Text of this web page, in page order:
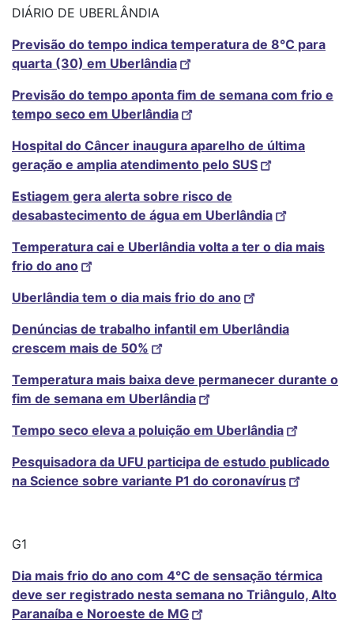
DIÁRIO DE UBERLÂNDIA
Previsão do tempo indica temperatura de 8°C para
quarta (30) em Uberlândia
Previsão do tempo aponta fim de semana com frio e
tempo seco em Uberlândia
Hospital do Câncer inaugura aparelho de última
geração e amplia atendimento pelo SUS
Estiagem gera alerta sobre risco de
desabastecimento de água em Uberlândia
Temperatura cai e Uberlândia volta a ter o dia mais
frio do ano
Uberlândia tem o dia mais frio do ano
Denúncias de trabalho infantil em Uberlândia
crescem mais de 50%
Temperatura mais baixa deve permanecer durante o
fim de semana em Uberlândia
Tempo seco eleva a poluição em Uberlândia
Pesquisadora da UFU participa de estudo publicado
na Science sobre variante P1 do coronavírus
G1
Dia mais frio do ano com 4°C de sensação térmica
deve ser registrado nesta semana no Triângulo, Alto
Paranaíba e Noroeste de MG